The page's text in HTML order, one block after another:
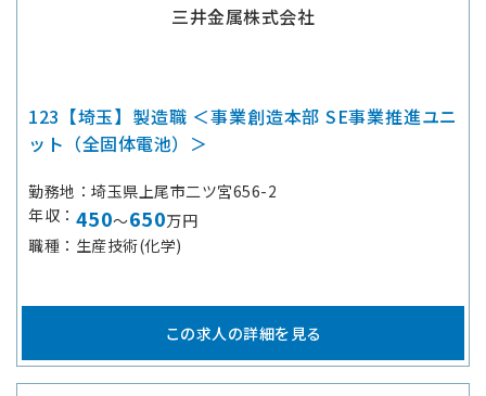
三井金属株式会社
123【埼玉】製造職 ＜事業創造本部 SE事業推進ユニ
ット（全固体電池）＞
勤務地
埼玉県上尾市二ツ宮656-2
年収
450～650万円
職種
生産技術(化学)
この求人の詳細を見る